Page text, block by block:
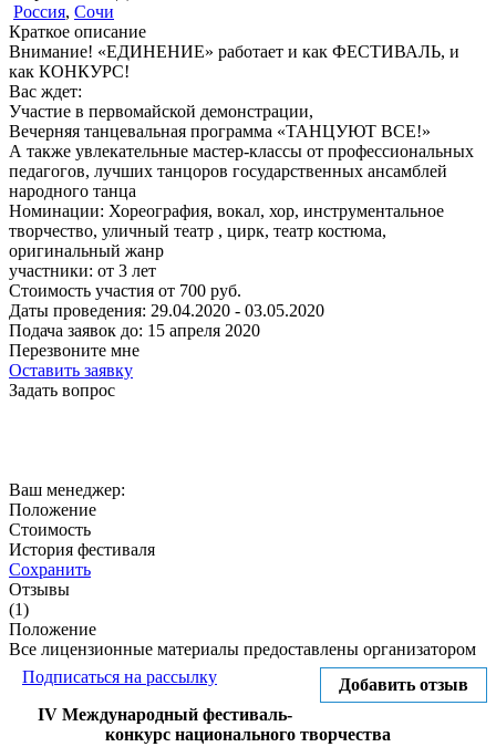
Россия, Сочи
Краткое описание
Внимание! «ЕДИНЕНИЕ» работает и как ФЕСТИВАЛЬ, и
как КОНКУРС!
Вас ждет:
Участие в первомайской демонстрации,
Вечерняя танцевальная программа «ТАНЦУЮТ ВСЕ!»
А также увлекательные мастер-классы от профессиональных
педагогов, лучших танцоров государственных ансамблей
народного танца
Номинации: Хореография, вокал, хор, инструментальное
творчество, уличный театр , цирк, театр костюма,
оригинальный жанр
участники: от 3 лет
Стоимость участия от 700 руб.
Даты проведения: 29.04.2020 - 03.05.2020
Подача заявок до: 15 апреля 2020
Перезвоните мне
Оставить заявку
Задать вопрос
Ваш менеджер:
Положение
Стоимость
История фестиваля
Сохранить
Отзывы
(1)
Положение
Все лицензионные материалы предоставлены организатором
Добавить отзыв
Подписаться на рассылку
IV Международный фестиваль-
конкурс национального творчества